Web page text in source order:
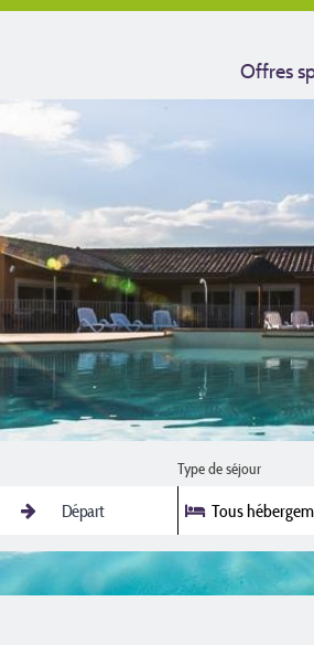
Offres
Type de séjour
Tous